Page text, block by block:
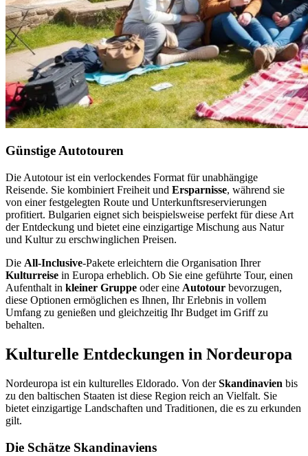
Günstige Autotouren
Die Autotour ist ein verlockendes Format für unabhängige
Reisende. Sie kombiniert Freiheit und Ersparnisse, während sie
von einer festgelegten Route und Unterkunftsreservierungen
profitiert. Bulgarien eignet sich beispielsweise perfekt für diese Art
der Entdeckung und bietet eine einzigartige Mischung aus Natur
und Kultur zu erschwinglichen Preisen.
Die All-Inclusive-Pakete erleichtern die Organisation Ihrer
Kulturreise in Europa erheblich. Ob Sie eine geführte Tour, einen
Aufenthalt in kleiner Gruppe oder eine Autotour bevorzugen,
diese Optionen ermöglichen es Ihnen, Ihr Erlebnis in vollem
Umfang zu genießen und gleichzeitig Ihr Budget im Griff zu
behalten.
Kulturelle Entdeckungen in Nordeuropa
Nordeuropa ist ein kulturelles Eldorado. Von derSkandinavien bis
zu den baltischen Staaten ist diese Region reich an Vielfalt. Sie
bietet einzigartige Landschaften und Traditionen, die es zu erkunden
gilt.
Die Schätze Skandinaviens